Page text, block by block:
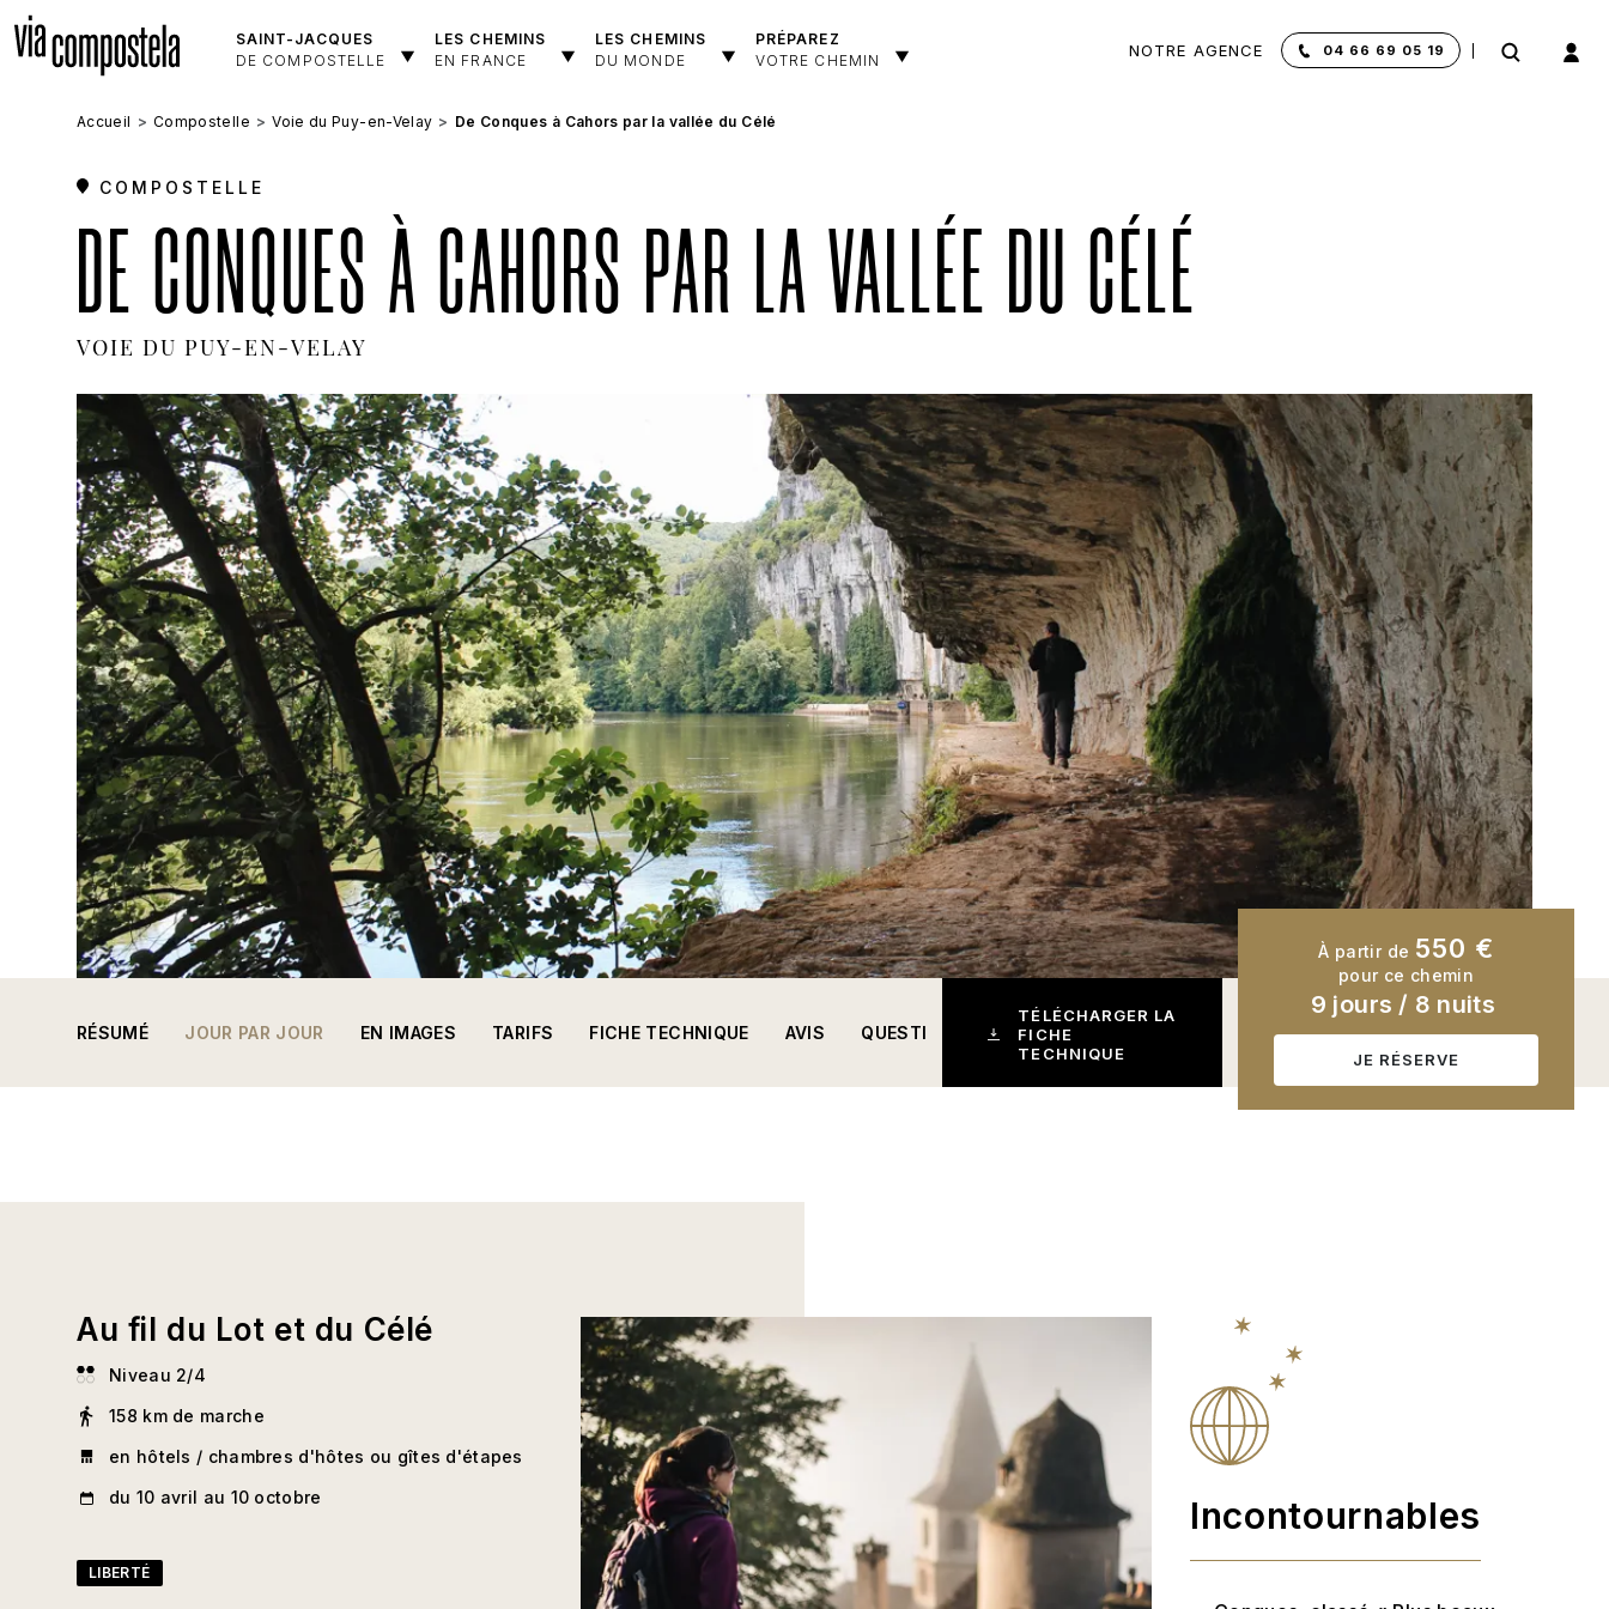
Aller au contenu principal
SAINT-JACQUES
DE COMPOSTELLE
LES CHEMINS
EN FRANCE
LES CHEMINS
DU MONDE
PRÉPAREZ
VOTRE CHEMIN
NOTRE AGENCE 04 66 69 05 19
Accueil Compostelle Voie du Puy-en-Velay De Conques à Cahors par la vallée du Célé
COMPOSTELLE
DE CONQUES À CAHORS PAR LA VALLÉE DU CÉLÉ
VOIE DU PUY-EN-VELAY
RÉSUMÉ JOUR PAR JOUR EN IMAGES TARIFS FICHE TECHNIQUE AVIS QUESTIONS
TÉLÉCHARGER LA
FICHE
TECHNIQUE
À partir de 550 €
pour ce chemin
9 jours / 8 nuits
JE RÉSERVE
Au fil du Lot et du Célé
Niveau 2/4
158 km de marche
en hôtels / chambres d'hôtes ou gîtes d'étapes
du 10 avril au 10 octobre
LIBERTÉ
Incontournables